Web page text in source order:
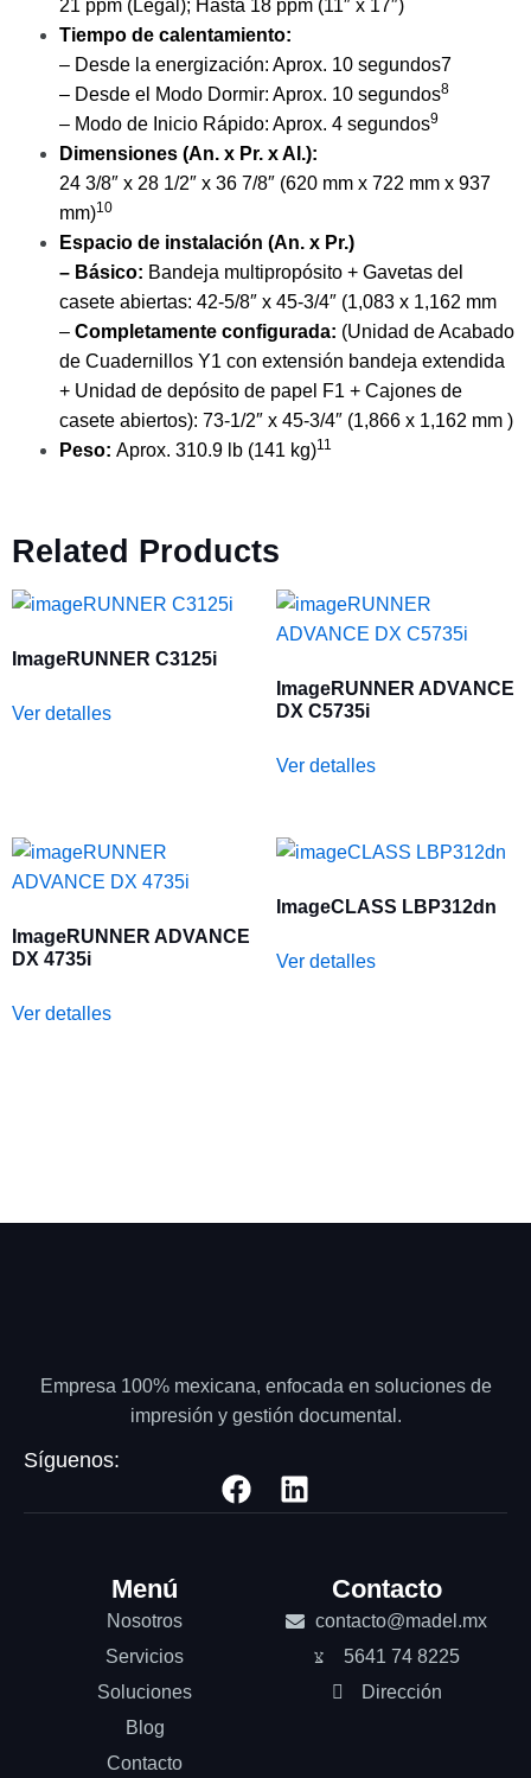
21 ppm (Legal); Hasta 18 ppm (11″ x 17″)
Tiempo de calentamiento:
– Desde la energización: Aprox. 10 segundos7
– Desde el Modo Dormir: Aprox. 10 segundos8
– Modo de Inicio Rápido: Aprox. 4 segundos9
Dimensiones (An. x Pr. x Al.):
24 3/8″ x 28 1/2″ x 36 7/8″ (620 mm x 722 mm x 937
mm)10
Espacio de instalación (An. x Pr.)
– Básico: Bandeja multipropósito + Gavetas del
casete abiertas: 42-5/8″ x 45-3/4″ (1,083 x 1,162 mm
– Completamente configurada: (Unidad de Acabado
de Cuadernillos Y1 con extensión bandeja extendida
+ Unidad de depósito de papel F1 + Cajones de
casete abiertos): 73-1/2″ x 45-3/4″ (1,866 x 1,162 mm )
Peso: Aprox. 310.9 lb (141 kg)11
Related Products
ImageRUNNER C3125i
Ver detalles
ImageRUNNER ADVANCE
DX C5735i
Ver detalles
ImageRUNNER ADVANCE
DX 4735i
Ver detalles
ImageCLASS LBP312dn
Ver detalles
Empresa 100% mexicana, enfocada en soluciones de
impresión y gestión documental.
Síguenos:
Menú
Nosotros
Servicios
Soluciones
Blog
Contacto
Contacto
contacto@madel.mx
5641 74 8225
Dirección